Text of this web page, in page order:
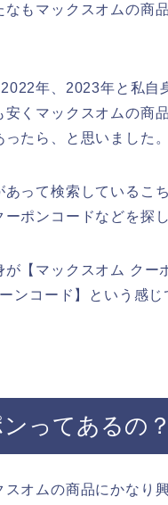
もマックスオムの商
年、2023年と私自
くマックスオムの商
たら、と思いました。
って検索しているこ
ポンコードなどを探
【マックスオム クー
ンコード】という感
ってあるの？
オムの商品にかなり